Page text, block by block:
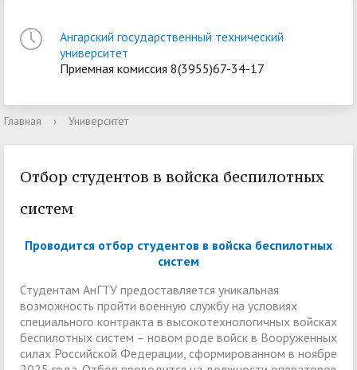
Ангарский государственный технический
университет
Приемная комиссия 8(3955)67-34-17
Главная › Университет
Отбор студентов в войска беспилотных
систем
Проводится отбор студентов в войска беспилотных
систем
Студентам АнГТУ предоставляется уникальная
возможность пройти военную службу на условиях
специального контракта в высокотехнологичных войсках
беспилотных систем – новом роде войск в Вооруженных
силах Российской Федерации, сформированном в ноябре